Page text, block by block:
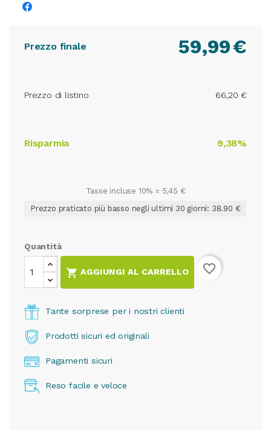
Prezzo finale €
59,99
Prezzo di listino 66,20 €
Risparmia 9,38%
Tasse incluse 10% = 5,45 €
Prezzo praticato più basso negli ultimi 30 giorni: 38.90 €
Quantità
 AGGIUNGI AL CARRELLO favorite_border
Tante sorprese per i nostri clienti
Prodotti sicuri ed originali
Pagamenti sicuri
Reso facile e veloce